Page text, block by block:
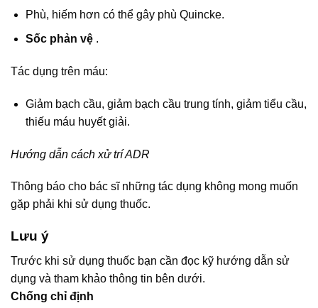
Phù, hiếm hơn có thể gây phù Quincke.
Sốc phản vệ .
Tác dụng trên máu:
Giảm bạch cầu, giảm bạch cầu trung tính, giảm tiểu cầu,
thiếu máu huyết giải.
Hướng dẫn cách xử trí ADR
Thông báo cho bác sĩ những tác dụng không mong muốn
gặp phải khi sử dụng thuốc.
Lưu ý
Trước khi sử dụng thuốc bạn cần đọc kỹ hướng dẫn sử
dụng và tham khảo thông tin bên dưới.
Chống chỉ định